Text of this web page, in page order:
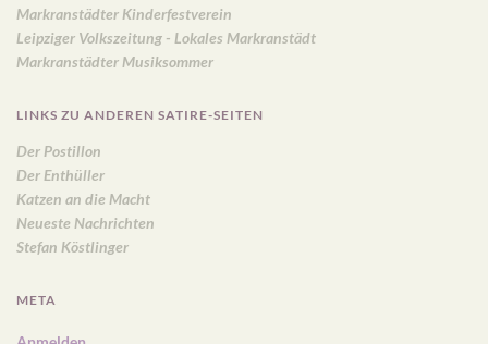
Markranstädter Kinderfestverein
Leipziger Volkszeitung - Lokales Markranstädt
Markranstädter Musiksommer
LINKS ZU ANDEREN SATIRE-SEITEN
Der Postillon
Der Enthüller
Katzen an die Macht
Neueste Nachrichten
Stefan Köstlinger
META